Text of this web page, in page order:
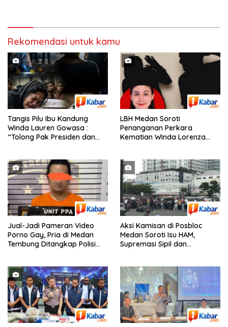
Rekomendasi untuk kamu
Tangis Pilu Ibu Kandung
Winda Lauren Gowasa :
“Tolong Pak Presiden dan
‎LBH Medan Soroti
Penanganan Perkara
Kematian Winda Lorenza
Transparan
Jual-Jadi Pameran Video
Porno Gay, Pria di Medan
Tembung Ditangkap Polisi
Aksi Kamisan di Posbloc
Medan Soroti Isu HAM,
Supremasi Sipil dan